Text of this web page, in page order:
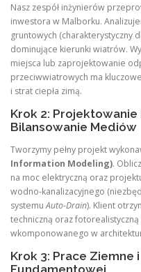
Nasz zespół inżynierów
inwestora w Malborku.
gruntowych (charakterystyczny
dominujące kierunki wiatrów.
miejsca lub zaprojektowanie
przeciwwiatrowych ma
i strat ciepła zimą.
Krok 2: Projektowanie
Bilansowanie Mediów
Tworzymy pełny projekt
Information Modeling).
na moc elektryczną oraz
wodno-kanalizacyjnego
systemuAuto-Drain). Klient
techniczną oraz fotorealistyczną
wkomponowanego w
Krok 3: Prace Ziemne